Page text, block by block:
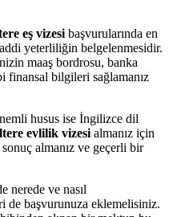
eş vizesi başvurularında en
yeterliliğin belgelenmesidir.
maaş bordrosu, banka
finansal bilgileri sağlamanız
husus ise İngilizce dil
evlilik vizesi almanız için
sonuç almanız ve geçerli bir
nerede ve nasıl
de başvurunuza eklemelisiniz.